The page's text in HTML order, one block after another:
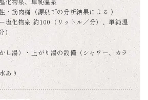
・筋肉痛（源泉での分析結果による ）
塩化物泉 約100（リットル／分）、単純温
し湯）・上がり湯の設備（シャワー、カラ
あり